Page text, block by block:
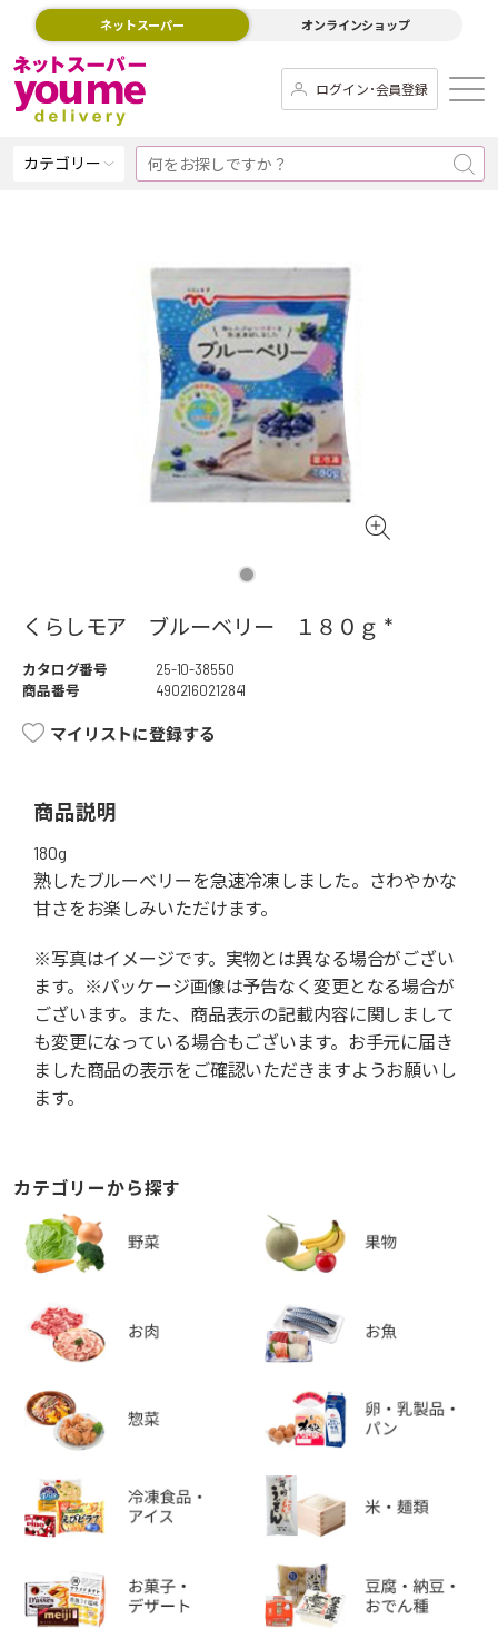
ネットスーパー オンラインショップ
ログイン･会員登録
カテゴリー
くらしモア ブルーベリー １８０ｇ *
カタログ番号
25-10-38550
商品番号
4902160212841
マイリストに登録する
商品説明
180g
熟したブルーベリーを急速冷凍しました。さわやかな
甘さをお楽しみいただけます。
※写真はイメージです。実物とは異なる場合がござい
ます。※パッケージ画像は予告なく変更となる場合が
ございます。また、商品表示の記載内容に関しまして
も変更になっている場合もございます。お手元に届き
ました商品の表示をご確認いただきますようお願いし
ます。
カテゴリーから探す